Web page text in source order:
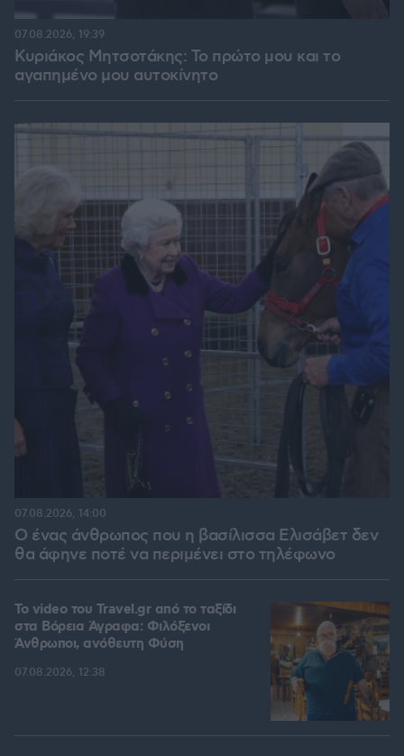
Κυριάκος Μητσοτάκης: Το πρώτο μου και το
αγαπημένο μου αυτοκίνητο
07.08.2026, 19:39
Ο ένας άνθρωπος που η βασίλισσα Ελισάβετ δεν
θα άφηνε ποτέ να περιμένει στο τηλέφωνο
07.08.2026, 14:00
To video του Travel.gr από το ταξίδι
στα Βόρεια Άγραφα: Φιλόξενοι
Άνθρωποι, ανόθευτη Φύση
07.08.2026, 12:38